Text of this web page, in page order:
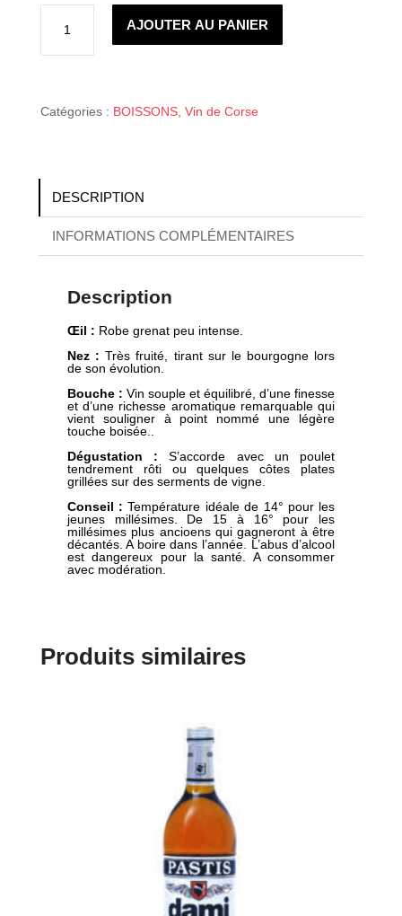
quantité
COMTE
AJOUTER AU PANIER
Catégories : BOISSONS, Vin de Corse
DESCRIPTION
INFORMATIONS COMPLÉMENTAIRES
Description
Œil : Robe grenat peu intense.
Nez :Très fruité, tirant sur le bourgogne lors
de son évolution.
Bouche : Vin souple et équilibré, d’une finesse
et d’une richesse aromatique remarquable qui
vient souligner à point nommé une légère
touche boisée..
Dégustation : S’accorde avec un poulet
tendrement rôti ou quelques côtes plates
grillées sur des serments de vigne.
Conseil :Température idéale de 14° pour les
jeunes millésimes. De 15 à 16° pour les
millésimes plus ancioens qui gagneront à être
décantés. A boire dans l’année. L’abus d’alcool
est dangereux pour la santé. A consommer
avec modération.
Produits similaires